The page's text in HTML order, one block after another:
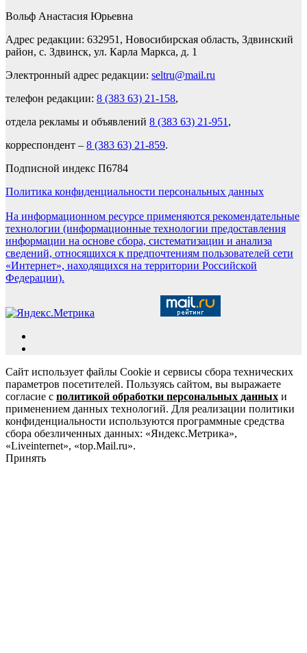
Вольф Анастасия Юрьевна
Адрес редакции: 632951, Новосибирская область, Здвинский
район, с. Здвинск, ул. Карла Маркса, д. 1
Электронный адрес редакции: seltru@mail.ru
телефон редакции: 8 (383 63) 21-158,
отдела рекламы и объявлений 8 (383 63) 21-951 ,
корреспондент – 8 (383 63) 21-859.
Подписной индекс П6784
Политика конфиденциальности персональных данных
На информационном ресурсе применяются рекомендательные
технологии (информационные технологии предоставления
информации на основе сбора, систематизации и анализа
сведений, относящихся к предпочтениям пользователей сети
«Интернет», находящихся на территории Российской
Федерации).
Сайт использует файлы Cookie и сервисы сбора технических
параметров посетителей. Пользуясь сайтом, вы выражаете
согласие с политикой обработки персональных данных и
применением данных технологий. Для реализации политики
конфиденциальности используются программные средства
сбора обезличенных данных: «Яндекс.Метрика»,
«Liveinternet», «top.Mail.ru».
Принять